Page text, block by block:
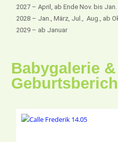
2027 – April, ab Ende Nov. bis Jan.
2028 – Jan., März, Jul., Aug., ab
2029 – ab Januar
Babygalerie &